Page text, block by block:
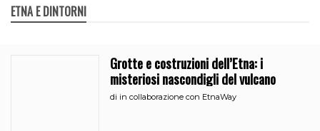
ETNA E DINTORNI
Grotte e costruzioni dell’Etna: i
misteriosi nascondigli del vulcano
di in collaborazione con EtnaWay